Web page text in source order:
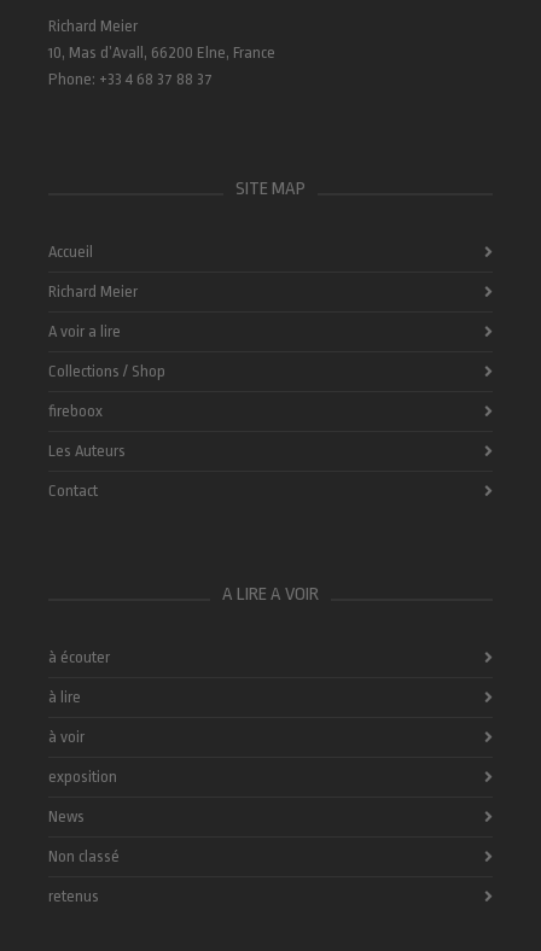
Richard Meier
10, Mas d’Avall, 66200 Elne, France
Phone: +33 4 68 37 88 37
SITE MAP
Accueil
Richard Meier
A voir a lire
Collections / Shop
fireboox
Les Auteurs
Contact
A LIRE A VOIR
à écouter
à lire
à voir
exposition
News
Non classé
retenus